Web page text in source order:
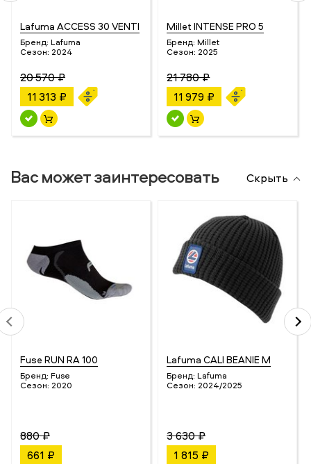
Lafuma ACCESS 30 VENTI
Бренд: Lafuma
Сезон: 2024
20 570 ₽
11 313 ₽
Millet INTENSE PRO 5
Бренд: Millet
Сезон: 2025
21 780 ₽
11 979 ₽
Вас может заинтересовать Скрыть
Fuse RUN RA 100
Бренд: Fuse
Сезон: 2020
880 ₽
661 ₽
Lafuma CALI BEANIE M
Бренд: Lafuma
Сезон: 2024/2025
3 630 ₽
1 815 ₽